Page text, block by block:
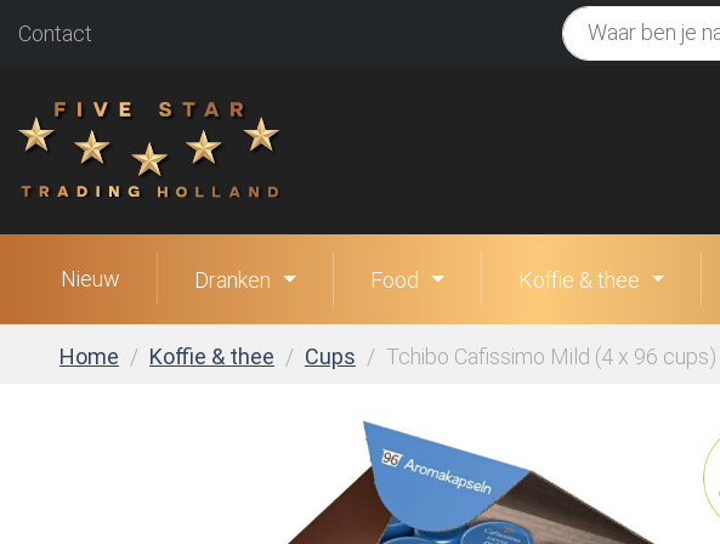
Contact
Nieuw Dranken Food Koffie & thee
Home Koffie & thee Cups Tchibo Cafissimo Mild (4 x 96 cups)